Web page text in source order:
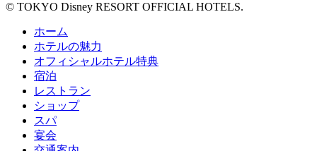
© TOKYO Disney RESORT OFFICIAL HOTELS.
ホーム
ホテルの魅力
オフィシャルホテル特典
宿泊
レストラン
ショップ
スパ
宴会